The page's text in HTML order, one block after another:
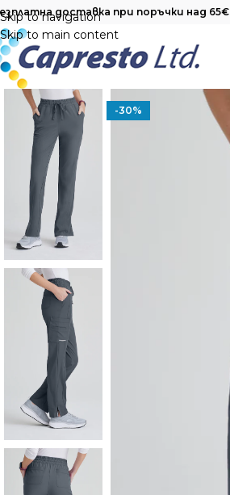
Skip to navigation
Skip to main content
доставка при поръчки над 65€
-30%